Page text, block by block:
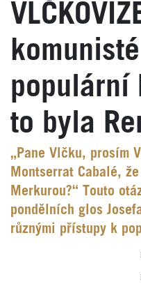
populární
to byla
„Pane Vlčku, prosím
Montserrat Cabalé,
Merkurou?“ Touto
pondělních glos
různými přístupy k